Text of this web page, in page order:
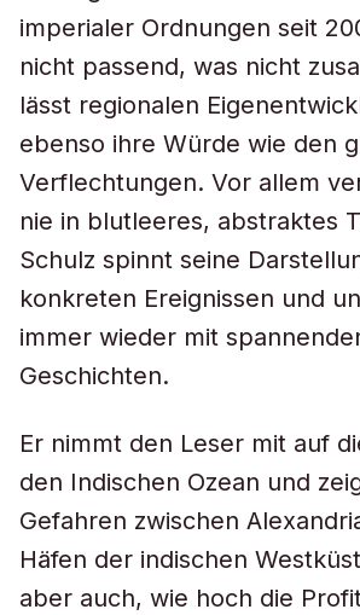
imperialer Ordnungen seit
nicht passend, was nicht
lässt regionalen
ebenso ihre Würde wie den
Verflechtungen. Vor allem
nie in blutleeres, abstraktes
Schulz spinnt seine
konkreten Ereignissen und
immer wieder mit
Geschichten.
Er nimmt den Leser mit auf
den Indischen Ozean und
Gefahren zwischen
Häfen der indischen
aber auch, wie hoch die